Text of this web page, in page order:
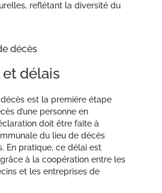
reflétant la diversité du
décès
délais
est la première étape
d’une personne en
doit être faite à
du lieu de décès
En pratique, ce délai est
à la coopération entre les
et les entreprises de